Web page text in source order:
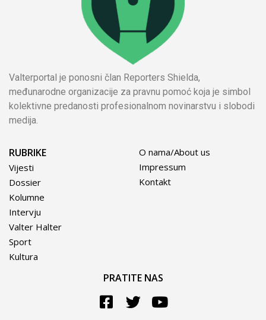
Valterportal je ponosni član Reporters Shielda,
međunarodne organizacije za pravnu pomoć koja je simbol
kolektivne predanosti profesionalnom novinarstvu i slobodi
medija.
RUBRIKE
Vijesti
Dossier
Kolumne
Intervju
Valter Halter
Sport
Kultura
O nama/About us
Impressum
Kontakt
PRATITE NAS